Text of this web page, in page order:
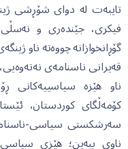
تایبەت لە دوای شۆڕشی
فیکری، جێندەری و
گۆڕانخوازانە چووەتە ناو
قەیرانی ناسنامەی
ناو هێزە سیاسییەکانی
کۆمەڵگای کوردستان،
ناوی ببەین؛ هێزی